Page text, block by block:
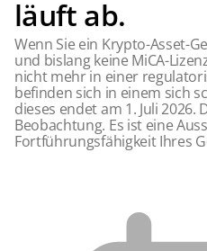
läuft ab.
Wenn Sie ein Krypto-Asset-
und bislang keine MiCA-
nicht mehr in einer
befinden sich in einem sich
dieses endet am 1. Juli 2026.
Beobachtung. Es ist eine
Fortführungsfähigkeit Ihres